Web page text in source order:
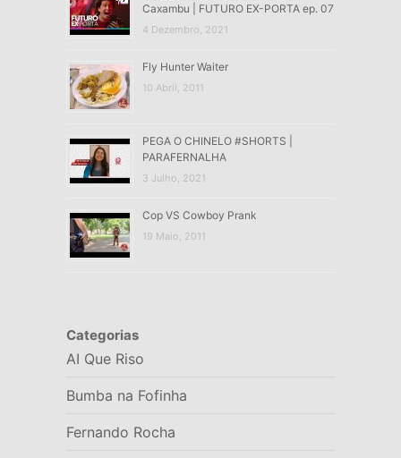
Caxambu | FUTURO EX-PORTA ep. 07
4 Dezembro, 2021
Fly Hunter Waiter
10 Abril, 2011
PEGA O CHINELO #SHORTS |
PARAFERNALHA
3 Julho, 2021
Cop VS Cowboy Prank
19 Maio, 2011
Categorias
AI Que Riso
Bumba na Fofinha
Fernando Rocha